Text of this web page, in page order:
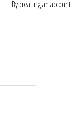
By creating an